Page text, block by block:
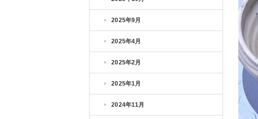
2025年9月
2025年4月
2025年2月
2025年1月
2024年11月